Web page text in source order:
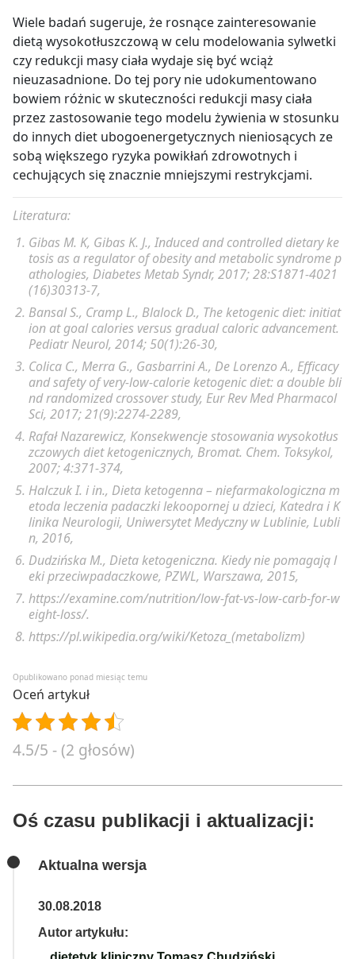
Wiele badań sugeruje, że rosnące zainteresowanie
dietą wysokotłuszczową w celu modelowania sylwetki
czy redukcji masy ciała wydaje się być wciąż
nieuzasadnione. Do tej pory nie udokumentowano
bowiem różnic w skuteczności redukcji masy ciała
przez zastosowanie tego modelu żywienia w stosunku
do innych diet ubogoenergetycznych nieniosących ze
sobą większego ryzyka powikłań zdrowotnych i
cechujących się znacznie mniejszymi restrykcjami.
Literatura:
Gibas M. K, Gibas K. J., Induced and controlled dietary ke
tosis as a regulator of obesity and metabolic syndrome p
athologies, Diabetes Metab Syndr, 2017; 28:S1871-4021
(16)30313-7,
Bansal S., Cramp L., Blalock D., The ketogenic diet: initiat
ion at goal calories versus gradual caloric advancement.
Pediatr Neurol, 2014; 50(1):26-30,
Colica C., Merra G., Gasbarrini A., De Lorenzo A., Efficacy
and safety of very-low-calorie ketogenic diet: a double bli
nd randomized crossover study, Eur Rev Med Pharmacol
Sci, 2017; 21(9):2274-2289,
Rafał Nazarewicz, Konsekwencje stosowania wysokotłus
zczowych diet ketogenicznych, Bromat. Chem. Toksykol,
2007; 4:371-374,
Halczuk I. i in., Dieta ketogenna – niefarmakologiczna m
etoda leczenia padaczki lekoopornej u dzieci, Katedra i K
linika Neurologii, Uniwersytet Medyczny w Lublinie, Lubli
n, 2016,
Dudzińska M., Dieta ketogeniczna. Kiedy nie pomagają l
eki przeciwpadaczkowe, PZWL, Warszawa, 2015,
https://examine.com/nutrition/low-fat-vs-low-carb-for-w
eight-loss/.
https://pl.wikipedia.org/wiki/Ketoza_(metabolizm)
Opublikowano ponad miesiąc temu
Oceń artykuł
4.5/5 - (2 głosów)
Oś czasu publikacji i aktualizacji:
Aktualna wersja
30.08.2018
Autor artykułu: